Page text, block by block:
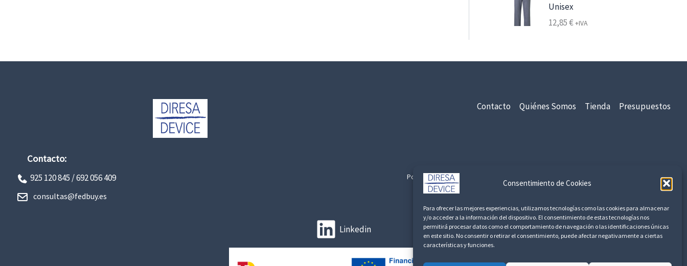
Consentimiento de Cookies
Para ofrecer las mejores experiencias, utilizamos tecnologías como las cookies para almacenar
y/o acceder a la información del dispositivo. El consentimiento de estas tecnologías nos
permitirá procesar datos como el comportamiento de navegación o las identificaciones únicas
en este sitio. No consentir o retirar el consentimiento, puede afectar negativamente a ciertas
características y funciones.
7
€
Unisex
12,85€+IVA
Contacto Quiénes Somos Tienda Presupuestos
Contacto:
925 120 845 /692 056 409
consultas@fedbuy.es
Politica de Privacidad
Linkedin